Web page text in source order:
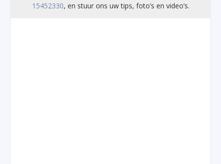
15452330, en stuur ons uw tips, foto’s en video’s.